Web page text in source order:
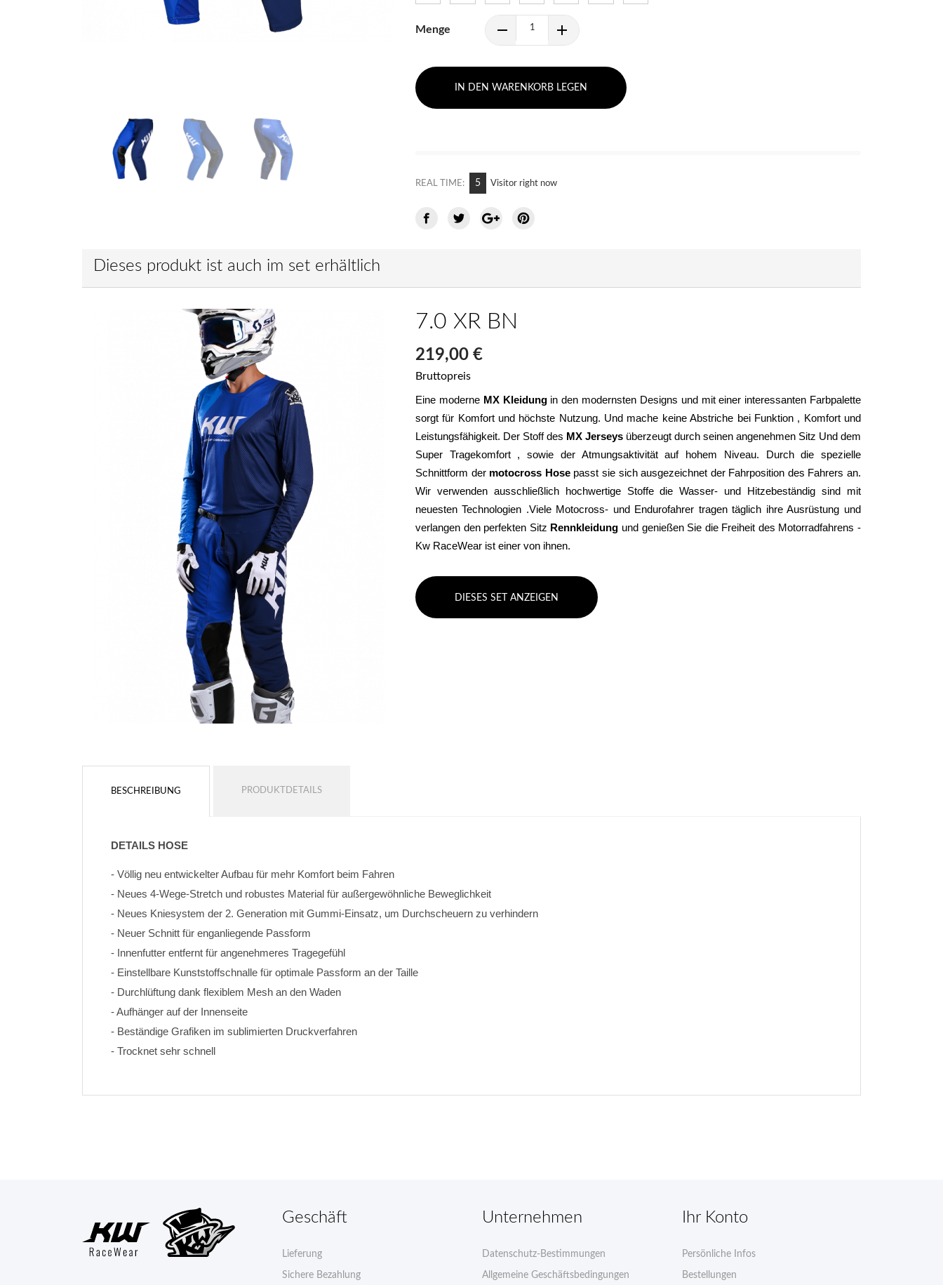
Menge
IN DEN WARENKORB LEGEN
REAL TIME: 10 Visitor right now
Dieses produkt ist auch im set erhältlich
7.0 XR BN
219,00 €
Bruttopreis
Eine moderne MX Kleidung in den modernsten Designs und mit einer interessanten Farbpalette
sorgt für Komfort und höchste Nutzung. Und mache keine Abstriche bei Funktion , Komfort und
Leistungsfähigkeit. Der Stoff des MX Jerseys überzeugt durch seinen angenehmen Sitz Und dem
Super Tragekomfort , sowie der Atmungsaktivität auf hohem Niveau. Durch die spezielle
Schnittform der motocross Hose passt sie sich ausgezeichnet der Fahrposition des Fahrers an.
Wir verwenden ausschließlich hochwertige Stoffe die Wasser- und Hitzebeständig sind mit
neuesten Technologien .Viele Motocross- und Endurofahrer tragen täglich ihre Ausrüstung und
verlangen den perfekten Sitz Rennkleidung und genießen Sie die Freiheit des Motorradfahrens -
Kw RaceWear ist einer von ihnen.
DIESES SET ANZEIGEN
BESCHREIBUNG PRODUKTDETAILS
DETAILS HOSE
- Völlig neu entwickelter Aufbau für mehr Komfort beim Fahren
- Neues 4-Wege-Stretch und robustes Material für außergewöhnliche Beweglichkeit
- Neues Kniesystem der 2. Generation mit Gummi-Einsatz, um Durchscheuern zu verhindern
- Neuer Schnitt für enganliegende Passform
- Innenfutter entfernt für angenehmeres Tragegefühl
- Einstellbare Kunststoffschnalle für optimale Passform an der Taille
- Durchlüftung dank flexiblem Mesh an den Waden
- Aufhänger auf der Innenseite
- Beständige Grafiken im sublimierten Druckverfahren
- Trocknet sehr schnell
Geschäft
Lieferung
Sichere Bezahlung
Unternehmen
Datenschutz-Bestimmungen
Allgemeine Geschäftsbedingungen
Ihr Konto
Persönliche Infos
Bestellungen